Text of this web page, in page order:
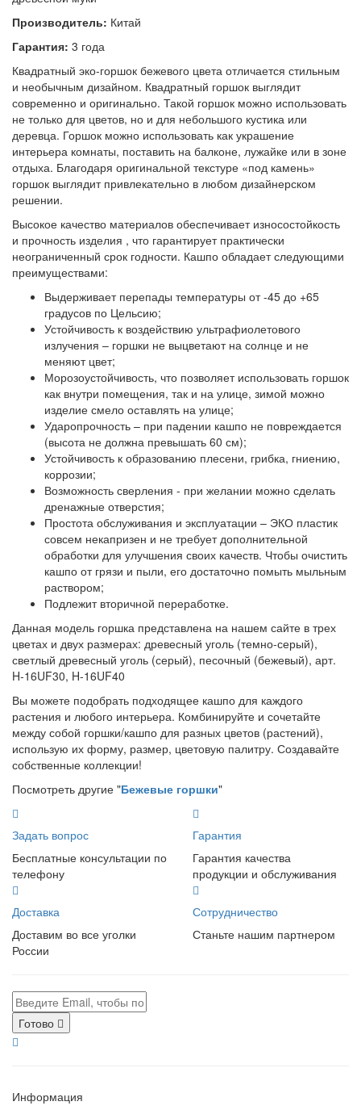
Производитель: Китай
Гарантия: 3 года
Квадратный эко-горшок бежевого цвета отличается стильным
и необычным дизайном. Квадратный горшок выглядит
современно и оригинально. Такой горшок можно использовать
не только для цветов, но и для небольшого кустика или
деревца. Горшок можно использовать как украшение
интерьера комнаты, поставить на балконе, лужайке или в зоне
отдыха. Благодаря оригинальной текстуре «под камень»
горшок выглядит привлекательно в любом дизайнерском
решении.
Высокое качество материалов обеспечивает износостойкость
и прочность изделия , что гарантирует практически
неограниченный срок годности. Кашпо обладает следующими
преимуществами:
Выдерживает перепады температуры от -45 до +65
градусов по Цельсию;
Устойчивость к воздействию ультрафиолетового
излучения – горшки не выцветают на солнце и не
меняют цвет;
Морозоустойчивость, что позволяет использовать горшок
как внутри помещения, так и на улице, зимой можно
изделие смело оставлять на улице;
Ударопрочность – при падении кашпо не повреждается
(высота не должна превышать 60 см);
Устойчивость к образованию плесени, грибка, гниению,
коррозии;
Возможность сверления - при желании можно сделать
дренажные отверстия;
Простота обслуживания и эксплуатации – ЭКО пластик
совсем некапризен и не требует дополнительной
обработки для улучшения своих качеств. Чтобы очистить
кашпо от грязи и пыли, его достаточно помыть мыльным
раствором;
Подлежит вторичной переработке.
Данная модель горшка представлена на нашем сайте в трех
цветах и двух размерах: древесный уголь (темно-серый),
светлый древесный уголь (серый), песочный (бежевый), арт.
H-16UF30, H-16UF40
Вы можете подобрать подходящее кашпо для каждого
растения и любого интерьера. Комбинируйте и сочетайте
между собой горшки/кашпо для разных цветов (растений),
использую их форму, размер, цветовую палитру. Создавайте
собственные коллекции!
Посмотреть другие "Бежевые горшки"
Задать вопрос
Бесплатные консультации по
телефону
Гарантия
Гарантия качества
продукции и обслуживания
Доставка
Доставим во все уголки
России
Сотрудничество
Станьте нашим партнером
Готово
Информация